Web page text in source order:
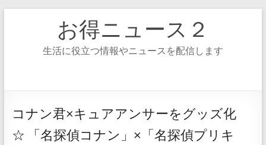
お得ニュース２
生活に役立つ情報やニュースを配信します
コナン君×キュアアンサーをグッズ化
☆ 「名探偵コナン」×「名探偵プリキ